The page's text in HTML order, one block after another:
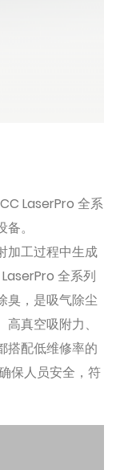
LaserPro 全系
。
加工过程中生成
全系列
臭，是吸气除尘
真空吸附力、
搭配低维修率的
保人员安全，符